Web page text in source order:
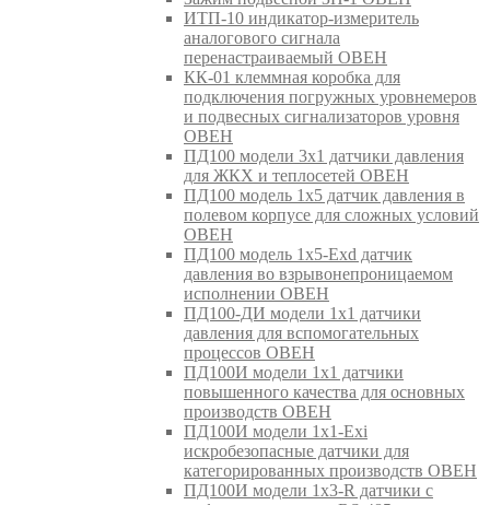
ИТП-10 индикатор-измеритель
аналогового сигнала
перенастраиваемый ОВЕН
КК-01 клеммная коробка для
подключения погружных уровнемеров
и подвесных сигнализаторов уровня
ОВЕН
ПД100 модели 3х1 датчики давления
для ЖКХ и теплосетей ОВЕН
ПД100 модель 1х5 датчик давления в
полевом корпусе для сложных условий
ОВЕН
ПД100 модель 1х5-Exd датчик
давления во взрывонепроницаемом
исполнении ОВЕН
ПД100-ДИ модели 1х1 датчики
давления для вспомогательных
процессов ОВЕН
ПД100И модели 1х1 датчики
повышенного качества для основных
производств ОВЕН
ПД100И модели 1х1-Exi
искробезопасные датчики для
категорированных производств ОВЕН
ПД100И модели 1х3-R датчики с